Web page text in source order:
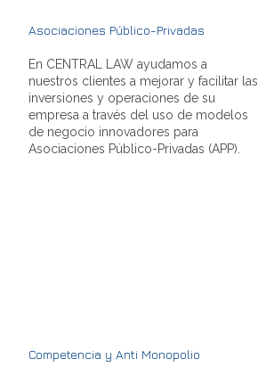
Asociaciones Público-Privadas
En CENTRAL LAW ayudamos a
nuestros clientes a mejorar y facilitar las
inversiones y operaciones de su
empresa a través del uso de modelos
de negocio innovadores para
Asociaciones Público-Privadas (APP).
Competencia y Anti Monopolio